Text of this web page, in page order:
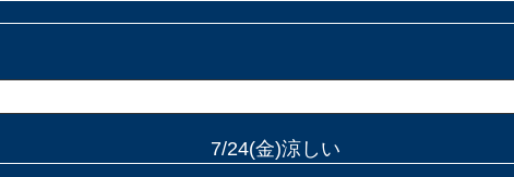
7/24(金)涼しい